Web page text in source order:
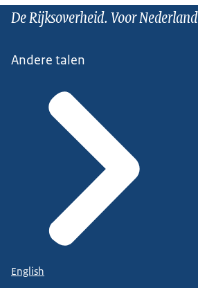
De Rijksoverheid. Voor Nederland
Andere talen
English